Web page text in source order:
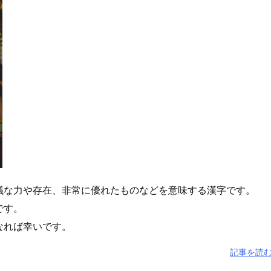
力や存在、非常に優れたものなどを意味する漢字です。
。
ば幸いです。
記事を読